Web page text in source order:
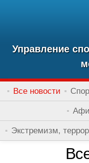
Управление
Все новости
Экстремизм,